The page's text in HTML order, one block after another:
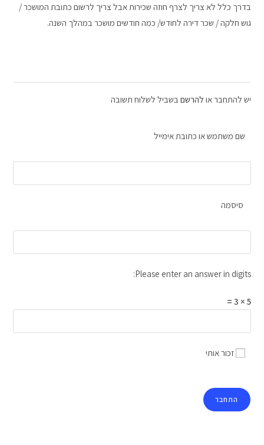
בדרך כלל לא צריך לצרף חוזה שכירות אבל צריך לרשום כתובת המושכר /
גוש חלקה / שכר דירה לחודש/ כמה חודשים מושכר במהלך השנה.
יש להתחבר או להרשם בשביל לשלוח תשובה
שם משתמש או כתובת אימייל
סיסמה
Please enter an answer in digits:
5 × 3 =
זכור אותי